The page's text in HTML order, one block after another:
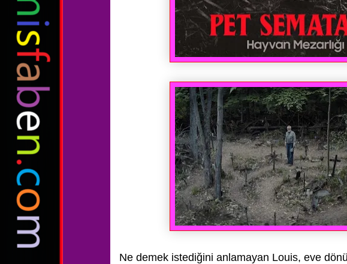
Ne demek istediğini anlamayan Louis, eve